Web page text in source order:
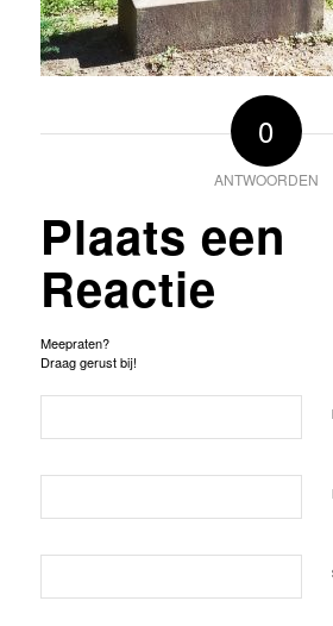
0
ANTWOORDEN
Plaats een
Reactie
Meepraten?
Draag gerust bij!